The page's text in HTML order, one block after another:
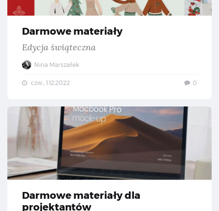
Darmowe materiały
Edycja świąteczna
Nina Marszałek
czw., 1.12.2022 0
Darmowe materiały dla
projektantów